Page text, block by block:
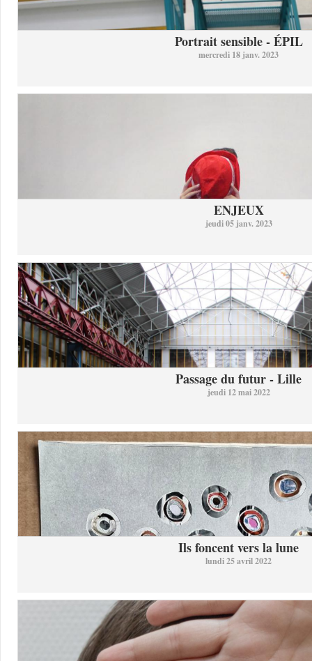
Portrait sensible - ÉPIL
mercredi 18 janv. 2023
ENJEUX
jeudi 05 janv. 2023
Passage du futur - Lille
jeudi 12 mai 2022
Ils foncent vers la lune
lundi 25 avril 2022